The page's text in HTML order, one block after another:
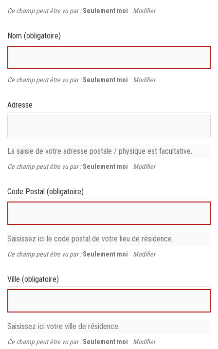
Ce champ peut être vu par :Seulement moi Modifier
Nom (obligatoire)
Ce champ peut être vu par :Seulement moi Modifier
Adresse
La saisie de votre adresse postale / physique est facultative.
Ce champ peut être vu par :Seulement moi Modifier
Code Postal (obligatoire)
Saisissez ici le code postal de votre lieu de résidence.
Ce champ peut être vu par :Seulement moi Modifier
Ville (obligatoire)
Saisissez ici votre ville de résidence.
Ce champ peut être vu par :Seulement moi Modifier